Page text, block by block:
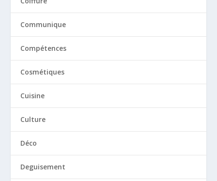
Communique
Compétences
Cosmétiques
Cuisine
Culture
Déco
Deguisement